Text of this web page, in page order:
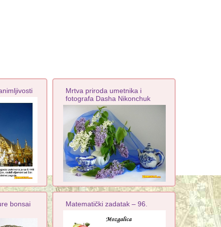
Mrtva priroda umetnika i
fotografa Dasha Nikonchuk
bonsai Matematički zadatak – 96.